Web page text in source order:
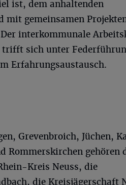
ist, dem anhaltenden
mit gemeinsamen
interkommunale
sich unter
Erfahrungsaustausch.
Grevenbroich, Jüchen,
Rommerskirchen gehören
Kreis Neuss, die
die Kreisjägerschaft